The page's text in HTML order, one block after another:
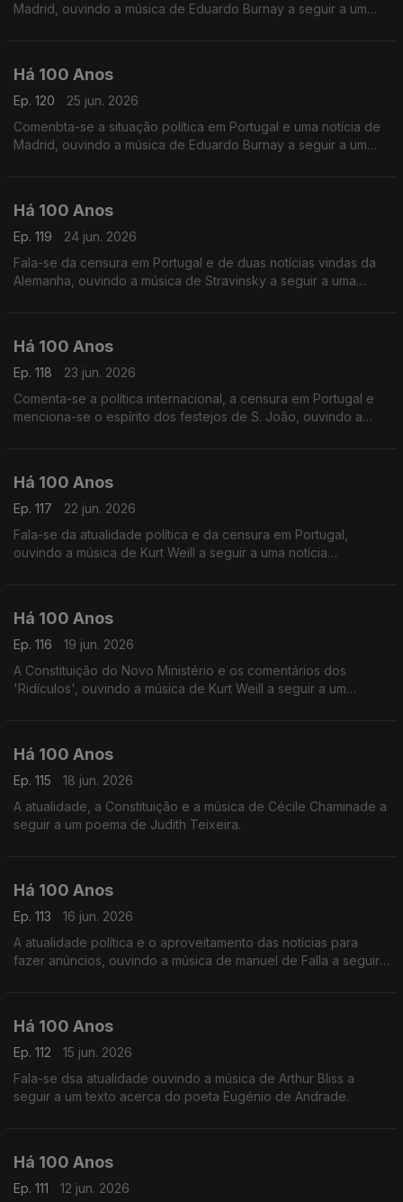
Madrid, ouvindo a música de Eduardo Burnay a seguir a um
Há 100 Anos
Ep. 120
25 jun. 2026
Comenbta-se a situação política em Portugal e uma notícia de
Madrid, ouvindo a música de Eduardo Burnay a seguir a um
Há 100 Anos
Ep. 119
24 jun. 2026
Fala-se da censura em Portugal e de duas notícias vindas da
Alemanha, ouvindo a música de Stravinsky a seguir a uma
Há 100 Anos
Ep. 118
23 jun. 2026
Comenta-se a política internacional, a censura em Portugal e
menciona-se o espírito dos festejos de S. João, ouvindo a
Há 100 Anos
Ep. 117
22 jun. 2026
Fala-se da atualidade política e da censura em Portugal,
ouvindo a música de Kurt Weill a seguir a uma notícia
Há 100 Anos
Ep. 116
19 jun. 2026
A Constituição do Novo Ministério e os comentários dos
'Ridículos', ouvindo a música de Kurt Weill a seguir a um
Há 100 Anos
Ep. 115
18 jun. 2026
A atualidade, a Constituição e a música de Cécile Chaminade a
seguir a um poema de Judith Teixeira.
Há 100 Anos
Ep. 113
16 jun. 2026
A atualidade política e o aproveitamento das notícias para
fazer anúncios, ouvindo a música de manuel de Falla a seguir
Há 100 Anos
Ep. 112
15 jun. 2026
Fala-se dsa atualidade ouvindo a música de Arthur Bliss a
seguir a um texto acerca do poeta Eugénio de Andrade.
Há 100 Anos
Ep. 111
12 jun. 2026